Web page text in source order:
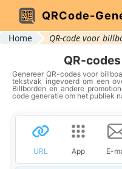
QRCode-
Home QR-code voor
QR-
Genereer QR-codes voor
tekstvak ingevoerd om een
Billborden en andere
code generatie om het publiek
URL App E-